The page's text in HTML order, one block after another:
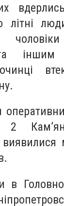
літні
та
в